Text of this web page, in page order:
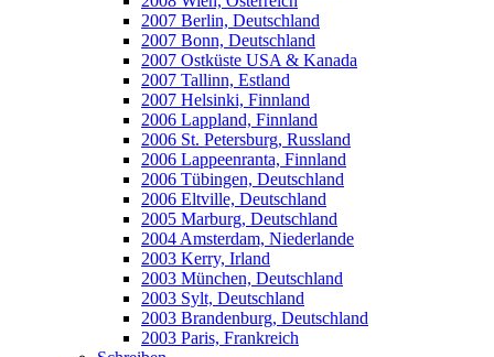
2007 Berlin, Deutschland
2007 Bonn, Deutschland
2007 Ostküste USA & Kanada
2007 Tallinn, Estland
2007 Helsinki, Finnland
2006 Lappland, Finnland
2006 St. Petersburg, Russland
2006 Lappeenranta, Finnland
2006 Tübingen, Deutschland
2006 Eltville, Deutschland
2005 Marburg, Deutschland
2004 Amsterdam, Niederlande
2003 Kerry, Irland
2003 München, Deutschland
2003 Sylt, Deutschland
2003 Brandenburg, Deutschland
2003 Paris, Frankreich